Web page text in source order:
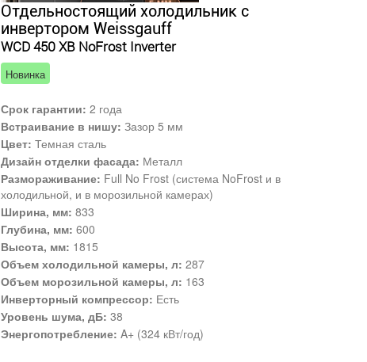
Отдельностоящий холодильник с
инвертором Weissgauff
WCD 450 XB NoFrost Inverter
Новинка
Срок гарантии: 2 года
Встраивание в нишу: Зазор 5 мм
Цвет: Темная сталь
Дизайн отделки фасада: Металл
Размораживание: Full No Frost (система NoFrost и в
холодильной, и в морозильной камерах)
Ширина, мм: 833
Глубина, мм: 600
Высота, мм: 1815
Объем холодильной камеры, л: 287
Объем морозильной камеры, л: 163
Инверторный компрессор: Есть
Уровень шума, дБ: 38
Энергопотребление: A+ (324 кВт/год)